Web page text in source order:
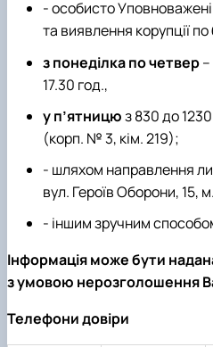
- особисто
та виявлення корупції
з понеділка по четвер
17.30 год.,
у п’ятницюз 830 до 1230
(корп. № 3, кім. 219);
- шляхом направлення
вул. Героїв Оборони, 15,
- іншим зручним
Інформація може бути
з умовою нерозголошення
Телефони довіри